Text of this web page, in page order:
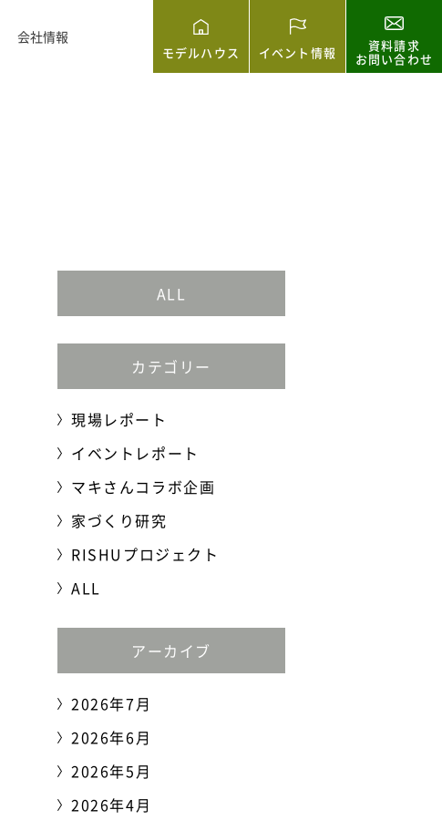
会社情報
モデルハウス イベント情報 資料請求
お問い合わせ
ALL
カテゴリー
現場レポート
イベントレポート
マキさんコラボ企画
家づくり研究
RISHUプロジェクト
ALL
アーカイブ
2026年7月
2026年6月
2026年5月
2026年4月